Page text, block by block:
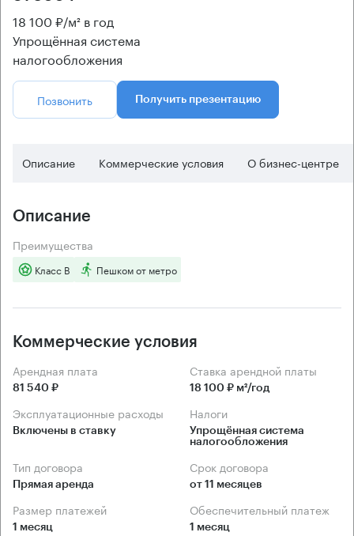
18 100 ₽/м² в год
Упрощённая система
налогообложения
Позвонить Получить презентацию
Описание Коммерческие условия О бизнес-центре
Описание
Преимущества
Класс B Пешком от метро
Коммерческие условия
Арендная плата
81 540 ₽
Ставка арендной платы
18 100 ₽ м²/год
Эксплуатационные расходы
Включены в ставку
Налоги
Упрощённая система
налогообложения
Тип договора
Прямая аренда
Срок договора
от 11 месяцев
Размер платежей
1 месяц
Обеспечительный платеж
1 месяц